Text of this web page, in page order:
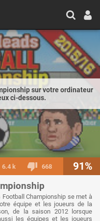
sur votre ordinateur
ci-dessous.
6.4 k 668 91%
Championship se met à
équipe et les joueurs de la
de la saison 2012 lorsque
les équipes et les joueurs